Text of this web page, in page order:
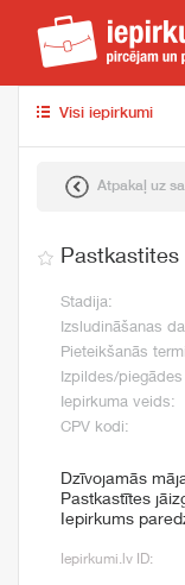
Visi iepirkumi
Atpakaļ uz
Pastkastites
Stadija:
Izsludināšanas
Pieteikšanās
Izpildes/
Iepirkuma veids:
CPV kodi:
Dzīvojamās
Pastkastītes
Iepirkums
Iepirkumi.lv ID: